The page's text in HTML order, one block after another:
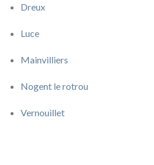
Dreux
Luce
Mainvilliers
Nogent le rotrou
Vernouillet